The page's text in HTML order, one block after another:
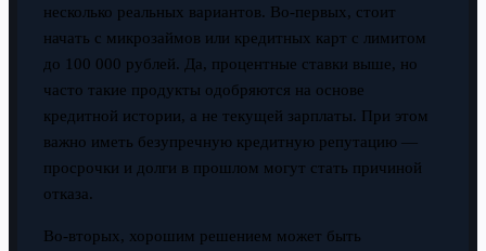
несколько реальных вариантов. Во-первых, стоит
начать с микрозаймов или кредитных карт с лимитом
до 100 000 рублей. Да, процентные ставки выше, но
часто такие продукты одобряются на основе
кредитной истории, а не текущей зарплаты. При этом
важно иметь безупречную кредитную репутацию —
просрочки и долги в прошлом могут стать причиной
отказа.
Во-вторых, хорошим решением может быть